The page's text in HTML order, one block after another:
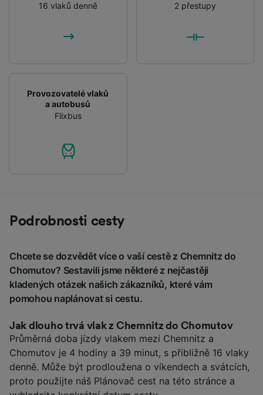
16 vlaků denně
2 přestupy
Provozovatelé vlaků
a autobusů
Flixbus
Podrobnosti cesty
Chcete se dozvědět více o vaší cestě z Chemnitz do
Chomutov? Sestavili jsme některé z nejčastěji
kladených otázek našich zákazníků, které vám
pomohou naplánovat si cestu.
Jak dlouho trvá vlak z Chemnitz do Chomutov
Průměrná doba jízdy vlakem mezi Chemnitz a
Chomutov je 4 hodiny a 39 minut, s přibližně 16 vlaky
denně. Může být prodloužena o víkendech a svátcích,
proto použijte náš Plánovač cest na této stránce a